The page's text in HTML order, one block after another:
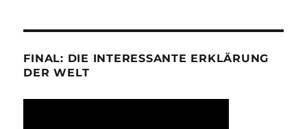
FINAL: DIE INTERESSANTE ERKLÄRUNG
DER WELT